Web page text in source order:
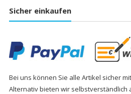
Sicher einkaufen
Bei uns können Sie alle Artikel sicher
Alternativ bieten wir selbstverständlich